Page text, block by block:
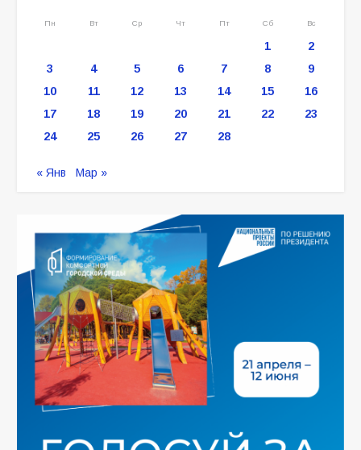
Пн Вт Ср Чт Пт Сб Вс
1
2
3
4 5 6 7 8
9
10
11 12 13 14 15
16
17
18 19 20 21 22
23
24
25 26 27 28
« Янв Мар »